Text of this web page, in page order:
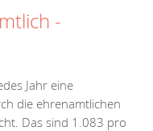
-
Jahr eine
die ehrenamtlichen
Das sind 1.083 pro